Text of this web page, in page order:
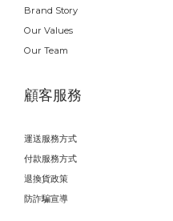
Brand Story
Our Values
Our Team
顧客服務
運送服務方式
付款服務方式
退換貨政策
防詐騙宣導